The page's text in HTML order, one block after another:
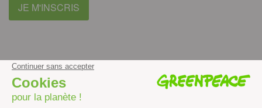
JE M'INSCRIS
instagramyoutube